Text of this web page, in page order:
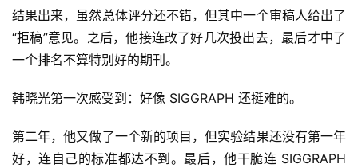
结果出来，虽然总体评分还不错，但其中一个审稿人给出了
“拒稿”意见。之后，他接连改了好几次投出去，最后才中了
一个排名不算特别好的期刊。
韩晓光第一次感受到：好像 SIGGRAPH 还挺难的。
第二年，他又做了一个新的项目，但实验结果还没有第一年
好，连自己的标准都达不到。最后，他干脆连 SIGGRAPH